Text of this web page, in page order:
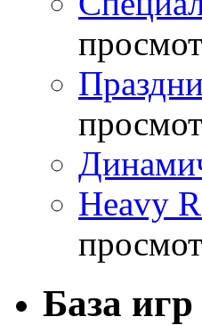
Heavy
База игр